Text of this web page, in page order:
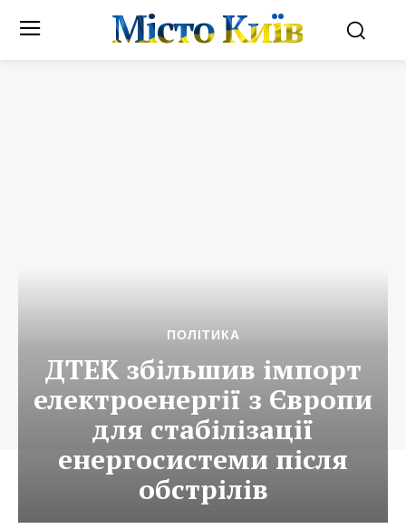
Місто Київ
ПОЛІТИКА
ДТЕК збільшив імпорт
електроенергії з Європи
для стабілізації
енергосистеми після
обстрілів